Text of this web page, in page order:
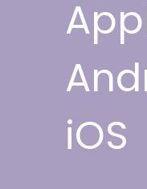
iOS